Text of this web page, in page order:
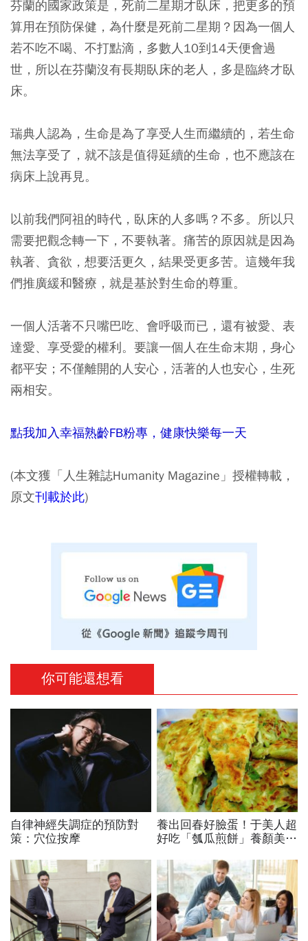
芬蘭的國家政策是，死前二星期才臥床，把更多的預
算用在預防保健，為什麼是死前二星期？因為一個人
若不吃不喝、不打點滴，多數人10到14天便會過
世，所以在芬蘭沒有長期臥床的老人，多是臨終才臥
床。
瑞典人認為，生命是為了享受人生而繼續的，若生命
無法享受了，就不該是值得延續的生命，也不應該在
病床上說再見。
以前我們阿祖的時代，臥床的人多嗎？不多。所以只
需要把觀念轉一下，不要執著。痛苦的原因就是因為
執著、貪欲，想要活更久，結果受更多苦。這幾年我
們推廣緩和醫療，就是基於對生命的尊重。
一個人活著不只嘴巴吃、會呼吸而已，還有被愛、表
達愛、享受愛的權利。要讓一個人在生命末期，身心
都平安；不僅離開的人安心，活著的人也安心，生死
兩相安。
點我加入幸福熟齡FB粉專，健康快樂每一天
(本文獲「人生雜誌Humanity Magazine」授權轉載，
原文刊載於此)
你可能還想看
自律神經失調症的預防對
策：穴位按摩
養出回春好臉蛋！于美人超
好吃「瓠瓜煎餅」養顏美